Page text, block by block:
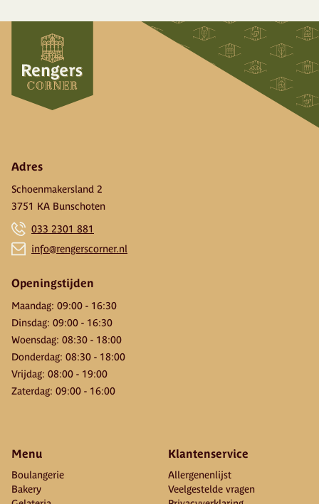
Adres
Schoenmakersland 2
3751 KA Bunschoten
033 2301 881
info@rengerscorner.nl
Openingstijden
Maandag: 09:00 - 16:30
Dinsdag: 09:00 - 16:30
Woensdag: 08:30 - 18:00
Donderdag: 08:30 - 18:00
Vrijdag: 08:00 - 19:00
Zaterdag: 09:00 - 16:00
Menu
Boulangerie
Bakery
Klantenservice
Allergenenlijst
Veelgestelde vragen